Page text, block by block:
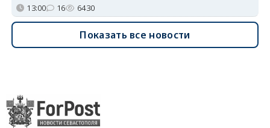
13:00 16 6430
Показать все новости